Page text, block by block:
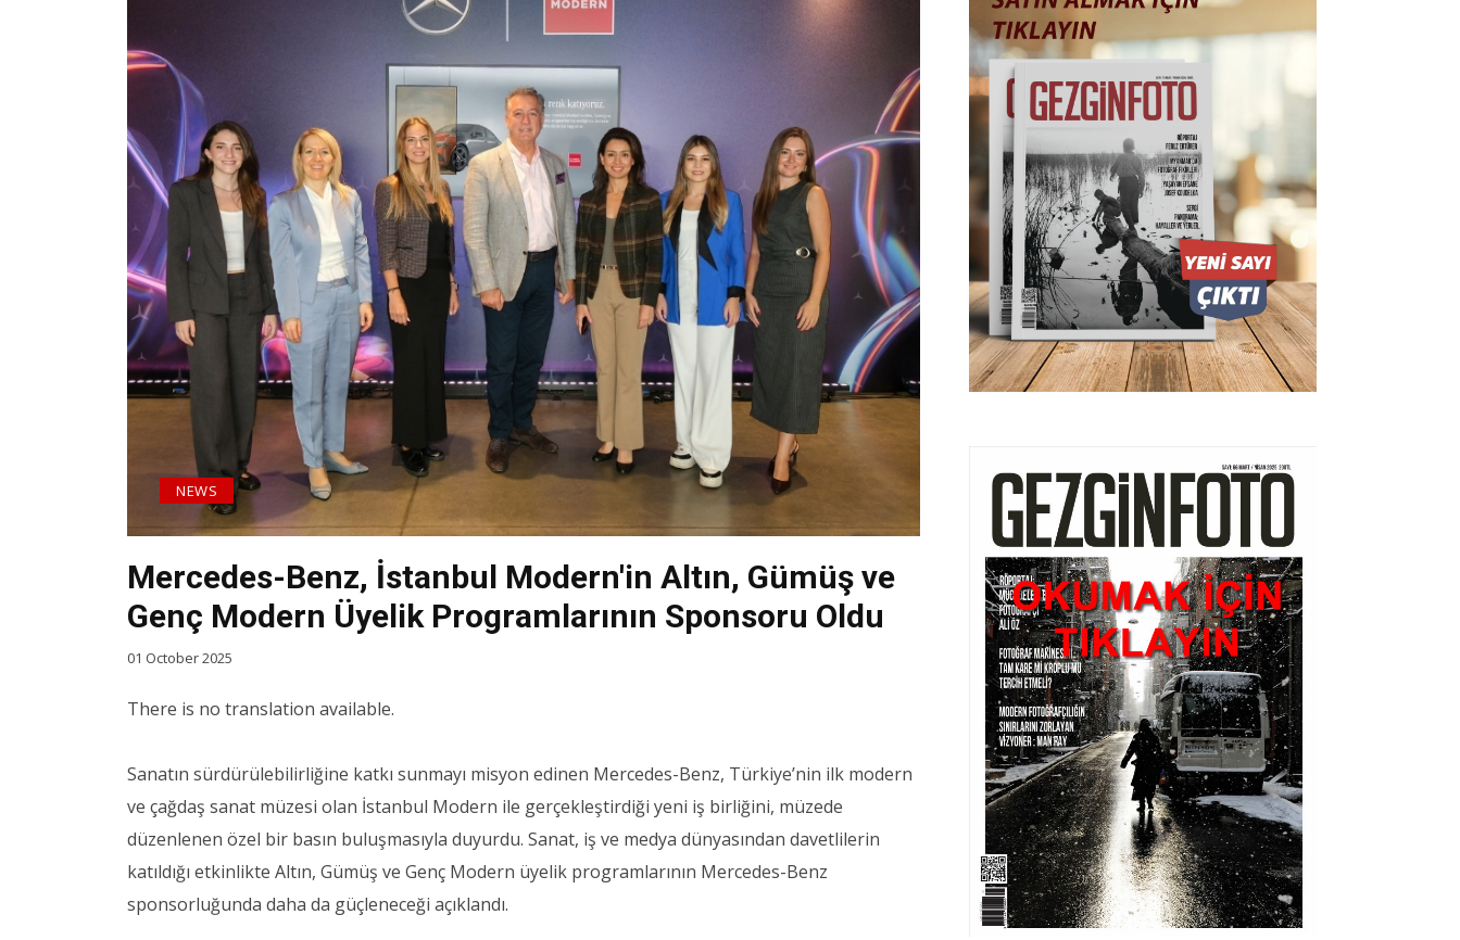
Mercedes-Benz, İstanbul Modern'in Altın, Gümüş ve
Genç Modern Üyelik Programlarının Sponsoru Oldu
NEWS
01 October 2025
There is no translation available.
Sanatın sürdürülebilirliğine katkı sunmayı misyon edinen Mercedes-Benz, Türkiye’nin ilk modern
ve çağdaş sanat müzesi olan İstanbul Modern ile gerçekleştirdiği yeni iş birliğini, müzede
düzenlenen özel bir basın buluşmasıyla duyurdu. Sanat, iş ve medya dünyasından davetlilerin
katıldığı etkinlikte Altın, Gümüş ve Genç Modern üyelik programlarının Mercedes-Benz
sponsorluğunda daha da güçleneceği açıklandı.